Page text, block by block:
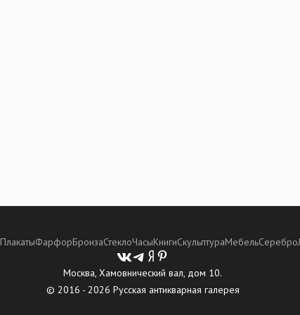
ПлакатыФарфорБронзаСтеклоЧасыКнигиСкульптураМебельСеребро
Москва, Хамовнический вал, дом 10.
© 2016 - 2026 Русская антикварная галерея